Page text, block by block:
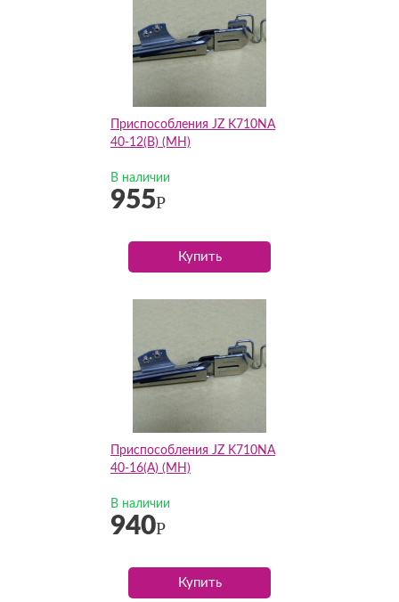
Приспособления JZ K710NA
40-12(B) (MH)
В наличии
955Р
Купить
Приспособления JZ K710NA
40-16(А) (MH)
В наличии
940Р
Купить